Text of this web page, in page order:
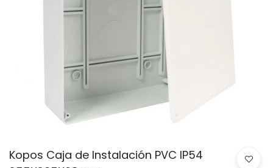
Kopos Caja de Instalación PVC IP54